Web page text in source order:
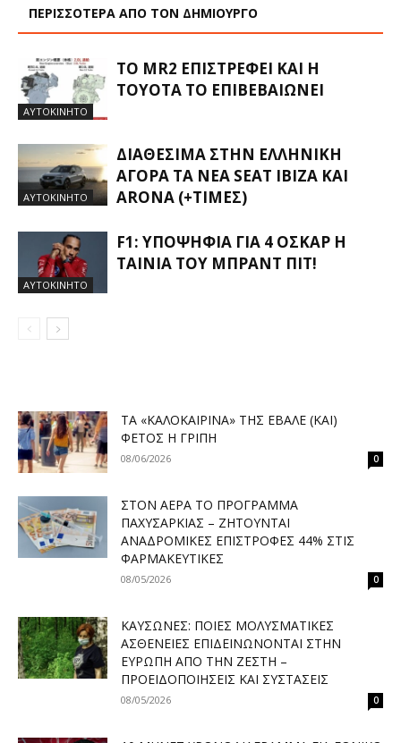
ΠΕΡΙΣΣΟΤΕΡΑ ΑΠΟ ΤΟΝ ΔΗΜΙΟΥΡΓΟ
ΑΥΤΟΚΙΝΗΤΟ
ΤΟ MR2 ΕΠΙΣΤΡΈΦΕΙ ΚΑΙ Η
TOYOTA ΤΟ ΕΠΙΒΕΒΑΙΏΝΕΙ
ΑΥΤΟΚΙΝΗΤΟ
ΔΙΑΘΈΣΙΜΑ ΣΤΗΝ ΕΛΛΗΝΙΚΉ
ΑΓΟΡΆ ΤΑ ΝΈΑ SEAT IBIZA ΚΑΙ
ARONA (+ΤΙΜΈΣ)
ΑΥΤΟΚΙΝΗΤΟ
F1: ΥΠΟΨΉΦΙΑ ΓΙΑ 4 ΌΣΚΑΡ Η
ΤΑΙΝΊΑ ΤΟΥ ΜΠΡΑΝΤ ΠΙΤ!
ΤΑ «ΚΑΛΟΚΑΙΡΙΝΆ» ΤΗΣ ΈΒΑΛΕ (ΚΑΙ)
ΦΈΤΟΣ Η ΓΡΊΠΗ
08/06/2026 0
ΣΤΟΝ ΑΈΡΑ ΤΟ ΠΡΌΓΡΑΜΜΑ
ΠΑΧΥΣΑΡΚΊΑΣ – ΖΗΤΟΎΝΤΑΙ
ΑΝΑΔΡΟΜΙΚΈΣ ΕΠΙΣΤΡΟΦΈΣ 44% ΣΤΙΣ
ΦΑΡΜΑΚΕΥΤΙΚΈΣ
08/05/2026 0
ΚΑΎΣΩΝΕΣ: ΠΟΙΕΣ ΜΟΛΥΣΜΑΤΙΚΈΣ
ΑΣΘΈΝΕΙΕΣ ΕΠΙΔΕΙΝΏΝΟΝΤΑΙ ΣΤΗΝ
ΕΥΡΏΠΗ ΑΠΌ ΤΗΝ ΖΈΣΤΗ –
ΠΡΟΕΙΔΟΠΟΙΉΣΕΙΣ ΚΑΙ ΣΥΣΤΆΣΕΙΣ
08/05/2026 0